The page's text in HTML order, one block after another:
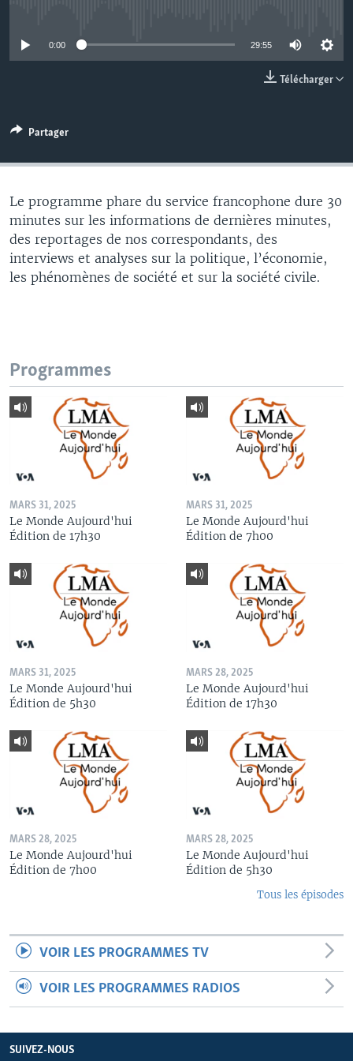
0:00 29:55
Télécharger
Partager
Le programme phare du service francophone dure 30
minutes sur les informations de dernières minutes,
des reportages de nos correspondants, des
interviews et analyses sur la politique, l’économie,
les phénomènes de société et sur la société civile.
Programmes
MARS 31, 2025
Le Monde Aujourd'hui
Édition de 17h30
MARS 31, 2025
Le Monde Aujourd'hui
Édition de 7h00
MARS 31, 2025
Le Monde Aujourd'hui
Édition de 5h30
MARS 28, 2025
Le Monde Aujourd'hui
Édition de 17h30
MARS 28, 2025
Le Monde Aujourd'hui
Édition de 7h00
MARS 28, 2025
Le Monde Aujourd'hui
Édition de 5h30
Tous les épisodes
VOIR LES PROGRAMMES TV
VOIR LES PROGRAMMES RADIOS
SUIVEZ-NOUS